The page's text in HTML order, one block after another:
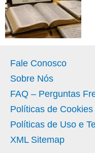
Fale Conosco
Sobre Nós
FAQ – Perguntas
Políticas de Cookies
Políticas de Uso e
XML Sitemap